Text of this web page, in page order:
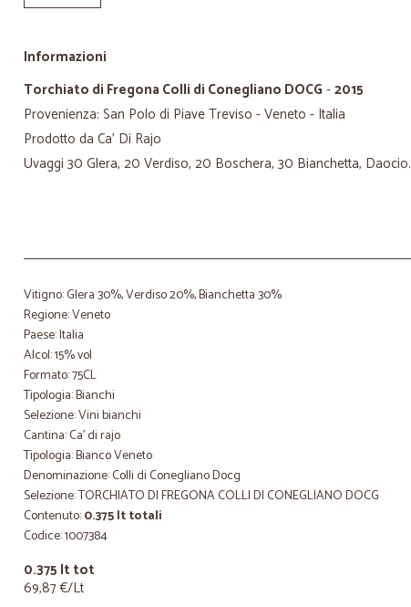
Informazioni
Torchiato di Fregona Colli di Conegliano DOCG -2015
Provenienza: San Polo di Piave Treviso - Veneto - Italia
Prodotto da Ca' Di Rajo
Uvaggi 30 Glera, 20 Verdiso, 20 Boschera, 30 Bianchetta, Daocio.
Vitigno: Glera 30%, Verdiso 20%, Bianchetta 30%
Regione: Veneto
Paese: Italia
Alcol: 15% vol
Formato: 75CL
Tipologia: Bianchi
Selezione: Vini bianchi
Cantina: Ca' di rajo
Tipologia: Bianco Veneto
Denominazione: Colli di Conegliano Docg
Selezione: TORCHIATO DI FREGONA COLLI DI CONEGLIANO DOCG
Contenuto:0.375 lt totali
Codice: 1007384
0.375 lt tot
69,87 €/Lt